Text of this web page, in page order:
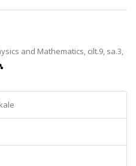
and Mathematics, cilt.9, sa.3,